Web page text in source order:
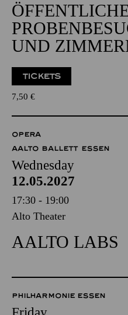
UND
TICKETS
7,50 €
OPERA
AALTO BALLETT ESSEN
Wednesday
12.05.2027
17:30 - 19:00
Alto Theater
AALTO LABS
PHILHARMONIE ESSEN